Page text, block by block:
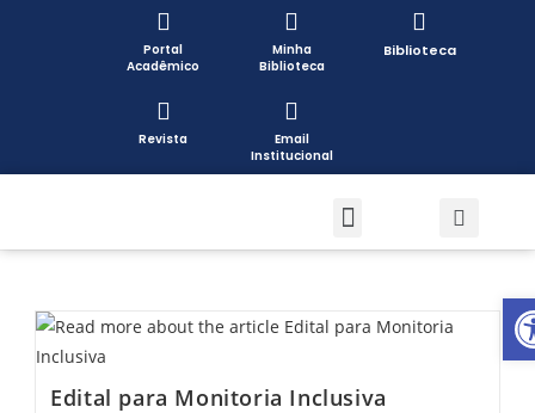
Portal
Acadêmico
Minha
Biblioteca
Biblioteca
Revista
Email
Institucional
Edital para Monitoria Inclusiva
Open toolbar